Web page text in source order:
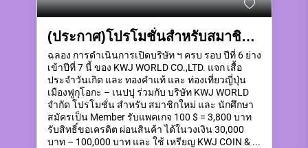
(ประกาศ)โปรโมชั่นสำหรับสมาชิกใหม่ลงสมัครเป็นสมาชิกรับแพคเกจตามระดับในวันที่ 10 – 20 กันยายน 2568
ฉลอง การดำเนินการเปิดบริษัท ฯ ครบ รอบ ปีที่ 6 ย่าง
เข้าปีที่ 7 นี้ ของ KWJ WORLD CO.,LTD. แจก เสื้อ
ประจำวันเกิด และ ทองคำแท้ และ ท่องเที่ยวญี่ปุ่น
เมืองฟูกุโอกะ – เนปปุ ร่วมกับ บริษัท KWJ WORLD
จำกัด โปรโมชั่น สำหรับ สมาชิกใหม่ และ นักศึกษา
สมัครเป็น Member รับแพคเกจ 100 $ = 3,800 บาท
รับสิทธิ์ขอเครดิต ผ่อนสินค้า ได้ในวงเงิน 30,000
บาท – 100,000 บาท และ ใช้ เหรียญ KWJ COIN & ...